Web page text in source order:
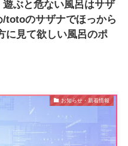
遊ぶと危ない風呂はサザ
totoのサザナでほっから
に見て欲しい風呂のポ
お知らせ・新着情報